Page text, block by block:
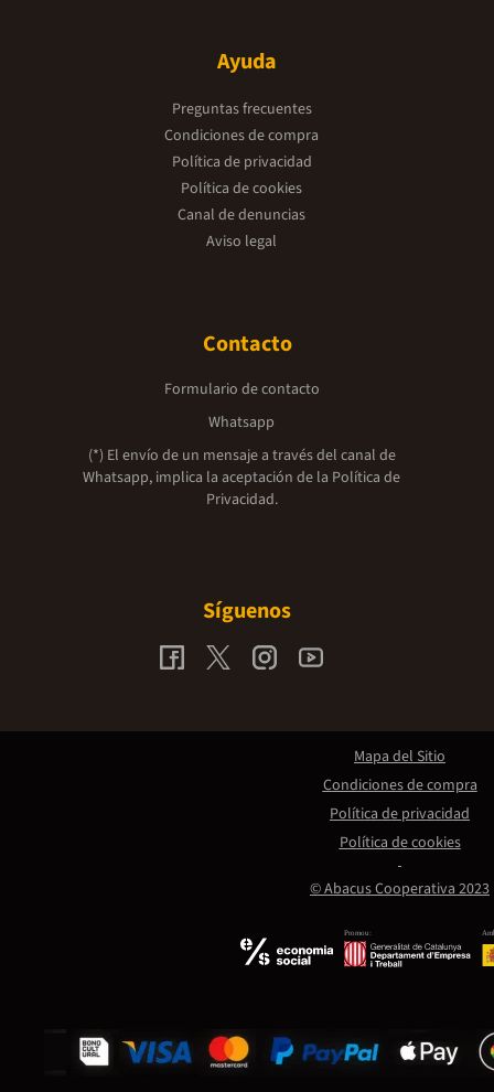
Ayuda
Preguntas frecuentes
Condiciones de compra
Política de privacidad
Política de cookies
Canal de denuncias
Aviso legal
Contacto
Formulario de contacto
Whatsapp
(*) El envío de un mensaje a través del canal de
Whatsapp, implica la aceptación de la Política de
Privacidad.
Síguenos
Promou:
© Abacus Cooperativa 2023
Mapa del Sitio
Condiciones de compra
Política de privacidad
Política de cookies